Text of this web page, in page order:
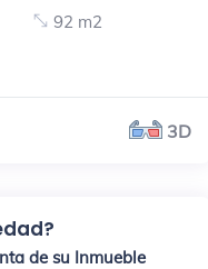
92 m2
3D
de su Inmueble